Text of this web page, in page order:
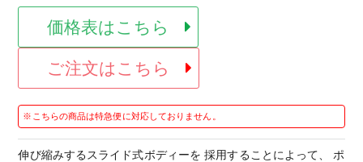
価格表はこちら
ご注文はこちら
※こちらの商品は特急便に対応しておりません。
伸び縮みするスライド式ボディーを 採用することによって、 ポ